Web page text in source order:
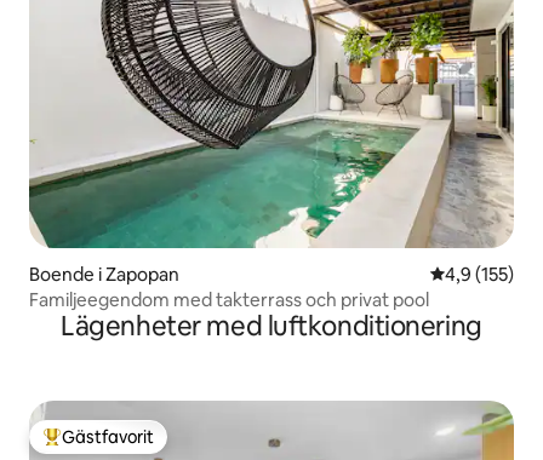
Boende i Zapopan 4,9 av 5 i
4,9 (155)
Familjeegendom med takterrass och privat pool
Lägenheter med luftkonditionering
Populär gästfavorit
Gästfavorit